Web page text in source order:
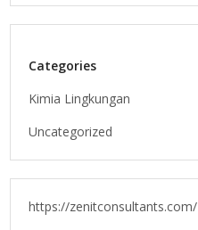
Categories
Kimia Lingkungan
Uncategorized
https://zenitconsultants.com/